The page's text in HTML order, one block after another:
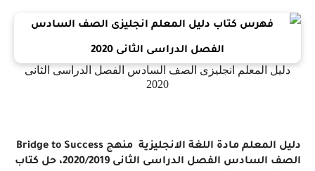
دليل المعلم انجليزى الصف السادس الفصل الدراسى الثانى
2020
دليل المعلم مادة اللغة الانجليزية منهج Bridge to Success
الصف السادس الفصل الدراسى الثانى 2020/2019، حل كتاب